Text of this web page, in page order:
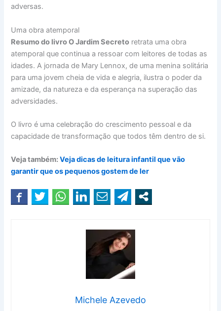
adversas.
Uma obra atemporal
Resumo do livro O Jardim Secreto retrata uma obra
atemporal que continua a ressoar com leitores de todas as
idades. A jornada de Mary Lennox, de uma menina solitária
para uma jovem cheia de vida e alegria, ilustra o poder da
amizade, da natureza e da esperança na superação das
adversidades.
O livro é uma celebração do crescimento pessoal e da
capacidade de transformação que todos têm dentro de si.
Veja também:Veja dicas de leitura infantil que vão
garantir que os pequenos gostem de ler
Michele Azevedo